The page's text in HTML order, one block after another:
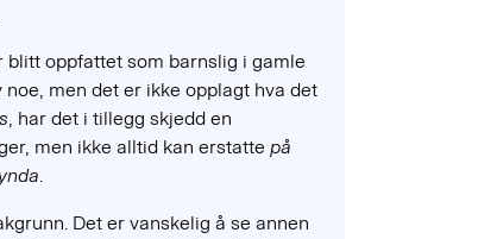
blitt oppfattet som barnslig i gamle
men det er ikke opplagt hva det
, har det i tillegg skjedd en
men ikke alltid kan erstatte på
.
Det er vanskelig å se annen